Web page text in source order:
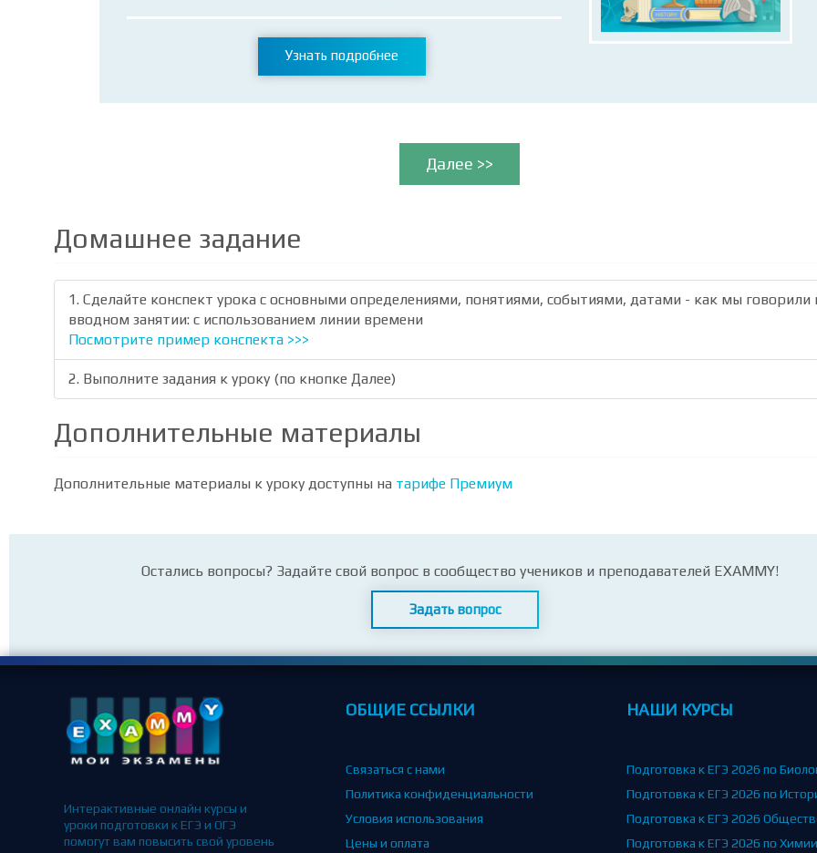
Узнать подробнее
Далее >>
Домашнее задание
1. Сделайте конспект урока с основными определениями, понятиями, событиями, датами - как мы говорили
вводном занятии: с использованием линии времени
Посмотрите пример конспекта >>>
2. Выполните задания к уроку (по кнопке Далее)
Дополнительные материалы
Дополнительные материалы к уроку доступны на тарифе Премиум
Остались вопросы? Задайте свой вопрос в сообщество учеников и преподавателей EXAMMY!
Задать вопрос
Интерактивные онлайн курсы и
уроки подготовки к ЕГЭ и ОГЭ
помогут вам повысить свой уровень
ОБЩИЕ ССЫЛКИ
Связаться с нами
Политика конфиденциальности
Условия использования
Цены и оплата
НАШИ КУРСЫ
Подготовка к ЕГЭ 2026 по
Подготовка к ЕГЭ 2026 по
Подготовка к ЕГЭ 2026
Подготовка к ЕГЭ 2026 по Химии